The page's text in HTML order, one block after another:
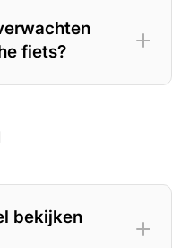
fiets?
bekijken